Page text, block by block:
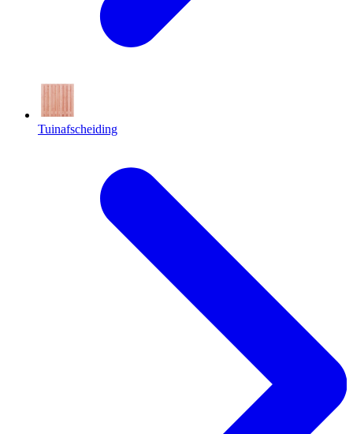
Tuinafscheiding